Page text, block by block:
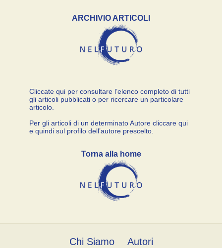
ARCHIVIO ARTICOLI
Cliccate qui per consultare l’elenco completo di tutti
gli articoli pubblicati o per ricercare un particolare
articolo.
Per gli articoli di un determinato Autore cliccare qui
e quindi sul profilo dell’autore prescelto.
Torna alla home
Chi Siamo Autori